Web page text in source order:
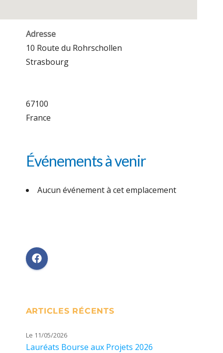
Adresse
10 Route du Rohrschollen
Strasbourg
67100
France
Événements à venir
Aucun événement à cet emplacement
ARTICLES RÉCENTS
Le 11/05/2026
Lauréats Bourse aux Projets 2026